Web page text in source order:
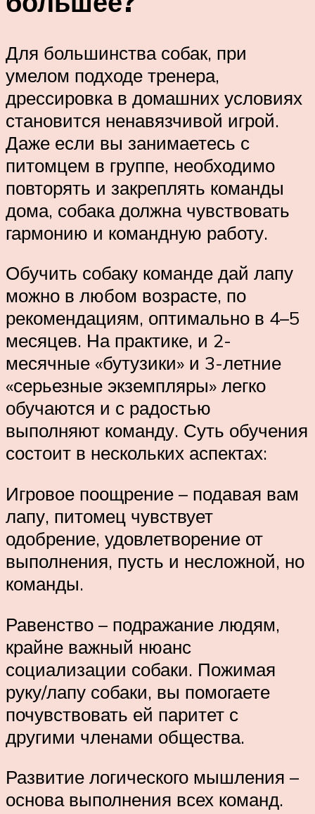
Для большинства собак, при
умелом подходе тренера,
дрессировка в домашних условиях
становится ненавязчивой игрой.
Даже если вы занимаетесь с
питомцем в группе, необходимо
повторять и закреплять команды
дома, собака должна чувствовать
гармонию и командную работу.
Обучить собаку команде дай лапу
можно в любом возрасте, по
рекомендациям, оптимально в 4–5
месяцев. На практике, и 2-
месячные «бутузики» и 3-летние
«серьезные экземпляры» легко
обучаются и с радостью
выполняют команду. Суть обучения
состоит в нескольких аспектах:
Игровое поощрение – подавая вам
лапу, питомец чувствует
одобрение, удовлетворение от
выполнения, пусть и несложной, но
команды.
Равенство – подражание людям,
крайне важный нюанс
социализации собаки. Пожимая
руку/лапу собаки, вы помогаете
почувствовать ей паритет с
другими членами общества.
Развитие логического мышления –
основа выполнения всех команд.